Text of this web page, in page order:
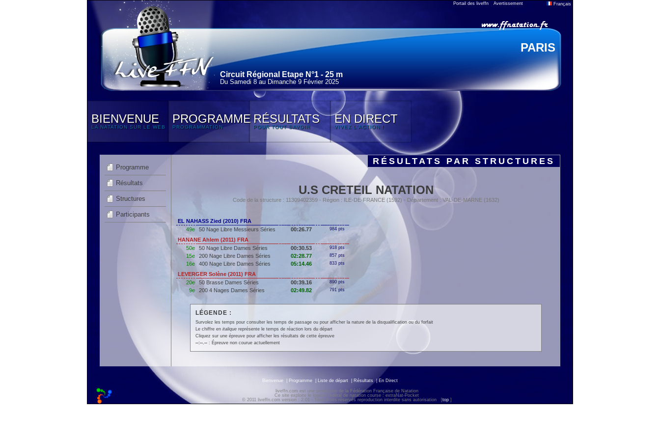
Portail des liveffn Avertissement Français
PARIS
Circuit Régional Etape N°1 - 25 m
Du Samedi 8 au Dimanche 9 Février 2025
BIENVENUE
LA NATATION SUR LE WEB
PROGRAMME
PROGRAMMATION
RÉSULTATS
POUR TOUT SAVOIR
EN DIRECT
VIVEZ L'ACTION !
Programme
Résultats
Structures
Participants
RÉSULTATS PAR STRUCTURES
U.S CRETEIL NATATION
Code de la structure : 11309402359 - Région : ILE-DE-FRANCE (1592) - Département : VAL-DE-MARNE (1632)
EL NAHASS Zied (2010) FRA
49e
50 Nage Libre Messieurs Séries 00:26.77 984 pts
HANANE Ahlem (2011) FRA
50e
50 Nage Libre Dames Séries 00:30.53 918 pts
15e 200 Nage Libre Dames Séries 02:28.77 857 pts
16e 400 Nage Libre Dames Séries 05:14.46 833 pts
LEVERGER Solène (2011) FRA
20e
50 Brasse Dames Séries 00:39.16 890 pts
9e 200 4 Nages Dames Séries 02:49.82 791 pts
LÉGENDE :
Survolez les temps pour consulter les temps de passage ou pour afficher la nature de la disqualification ou du forfait
Le chiffre en italiquereprésente le temps de réaction lors du départ
Cliquez sur une épreuve pour afficher les résultats de cette épreuve
--:--.--: Épreuve non courue actuellement
Bienvenue Programme Liste de départ Résultats | En Direct
liveffn.com est une production de la Fédération Française de Natation
Ce site exploite le logiciel fédéral de natation course : extraNat-Pocket
© 2011 liveffn.com version : 2.01 - Tous droits réservés reproduction interdite sans autorisation
[top ]